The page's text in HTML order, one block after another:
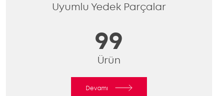
Uyumlu Yedek Parçalar
99
Ürün
Devamı